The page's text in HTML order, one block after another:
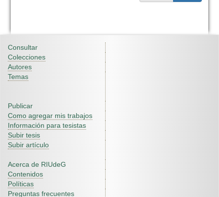
Consultar
Colecciones
Autores
Temas
Publicar
Como agregar mis trabajos
Información para tesistas
Subir tesis
Subir artículo
Acerca de RIUdeG
Contenidos
Políticas
Preguntas frecuentes